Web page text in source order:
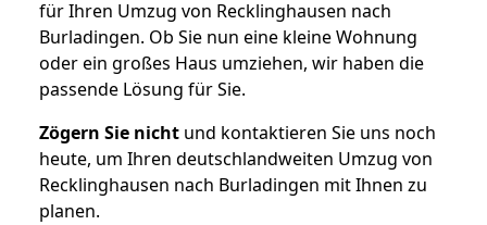
für Ihren Umzug von Recklinghausen nach
Burladingen. Ob Sie nun eine kleine Wohnung
oder ein großes Haus umziehen, wir haben die
passende Lösung für Sie.
Zögern Sie nicht und kontaktieren Sie uns noch
heute, um Ihren deutschlandweiten Umzug von
Recklinghausen nach Burladingen mit Ihnen zu
planen.